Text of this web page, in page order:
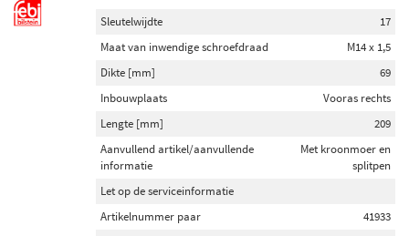
Sleutelwijdte
17
Maat van inwendige schroefdraad
M14 x 1,5
Dikte [mm]
69
Inbouwplaats
Vooras rechts
Lengte [mm]
209
Aanvullend artikel/aanvullende
informatie
Met kroonmoer en
splitpen
Let op de serviceinformatie
Artikelnummer paar
41933